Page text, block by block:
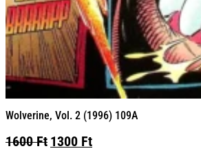
Wolverine, Vol. 2 (1996) 109A
1600Ft Original
1300 FtCurrent